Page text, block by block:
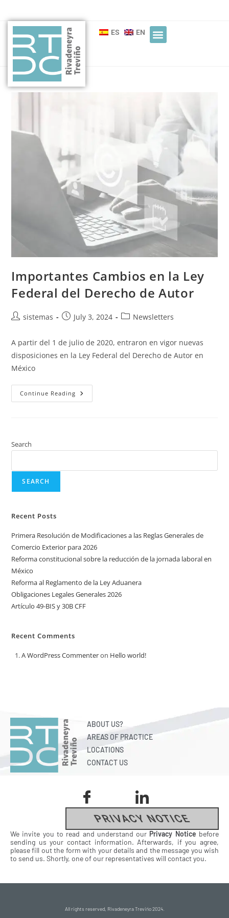
ES EN
Importantes Cambios en la Ley
Federal del Derecho de Autor
sistemas July 3, 2024 Newsletters
A partir del 1 de julio de 2020, entraron en vigor nuevas
disposiciones en la Ley Federal del Derecho de Autor en
México
Continue Reading
Search
SEARCH
Recent Posts
Primera Resolución de Modificaciones a las Reglas Generales de
Comercio Exterior para 2026
Reforma constitucional sobre la reducción de la jornada laboral en
México
Reforma al Reglamento de la Ley Aduanera
Obligaciones Legales Generales 2026
Artículo 49-BIS y 30B CFF
Recent Comments
A WordPress Commenteron Hello world!
ABOUT US?
AREAS OF PRACTICE
LOCATIONS
CONTACT US
PRIVACY NOTICE
We invite you to read and understand our Privacy Notice before
sending us your contact information. Afterwards, if you agree,
please fill out the form with your details and the message you wish
to send us. Shortly, one of our representatives will contact you.
All rights reserved, Rivadeneyra Treviño 2024.